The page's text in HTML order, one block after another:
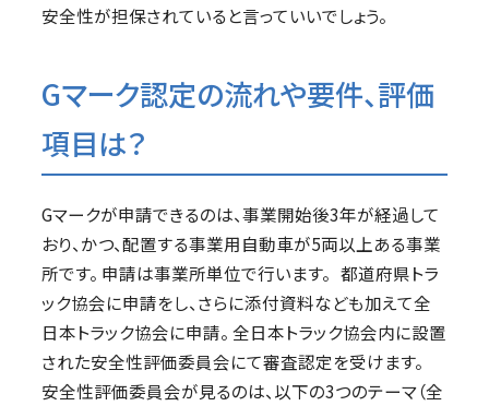
安全性が担保されていると言っていいでしょう。
Gマーク認定の流れや要件、評価
項目は？
Gマークが申請できるのは、事業開始後3年が経過して
おり、かつ、配置する事業用自動車が5両以上ある事業
所です。 申請は事業所単位で行います。 都道府県トラ
ック協会に申請をし、さらに添付資料なども加えて全
日本トラック協会に申請。 全日本トラック協会内に設置
された安全性評価委員会にて審査認定を受けます。
安全性評価委員会が見るのは、以下の3つのテーマ（全